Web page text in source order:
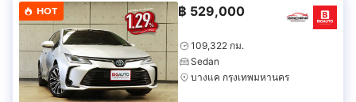
HOT ฿ 529,000
109,322 กม.
Sedan
บางแค กรุงเทพมหานคร